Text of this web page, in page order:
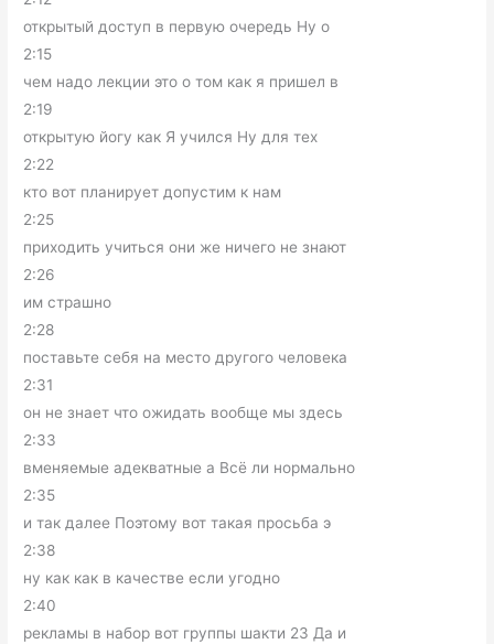
открытый доступ в первую очередь Ну о
2:15
чем надо лекции это о том как я пришел в
2:19
открытую йогу как Я учился Ну для тех
2:22
кто вот планирует допустим к нам
2:25
приходить учиться они же ничего не знают
2:26
им страшно
2:28
поставьте себя на место другого человека
2:31
он не знает что ожидать вообще мы здесь
2:33
вменяемые адекватные а Всё ли нормально
2:35
и так далее Поэтому вот такая просьба э
2:38
ну как как в качестве если угодно
2:40
рекламы в набор вот группы шакти 23 Да и